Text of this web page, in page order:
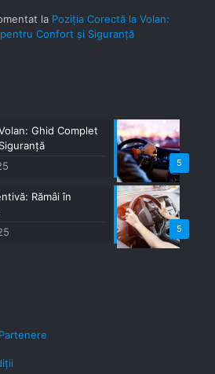
la Poziția Corectă la Volan:
Confort și Siguranță
5
Ghid Complet
5
Rămâi în